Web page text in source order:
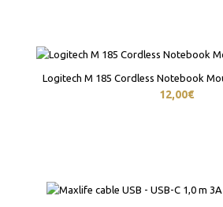
Logitech M 185 Cordless Notebook
12,00€